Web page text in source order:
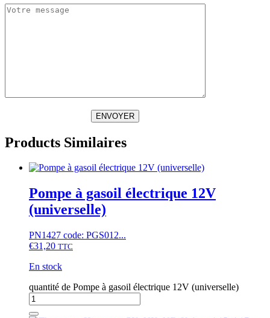
ENVOYER
Products Similaires
Pompe à gasoil électrique 12V
(universelle)
PN1427 code: PGS012...
€31,20 TTC
En stock
quantité de Pompe à gasoil électrique 12V (universelle)